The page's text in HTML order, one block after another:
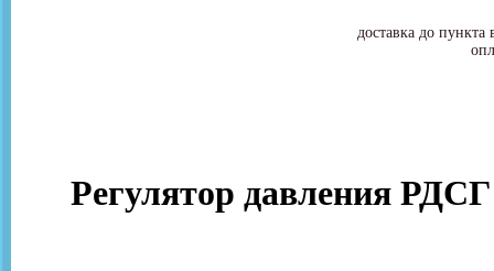
доставка до
Регулятор давления